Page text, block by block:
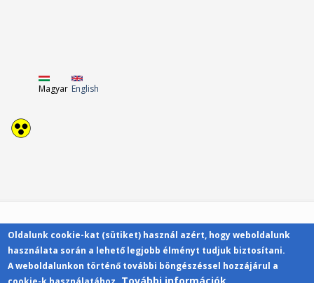
Magyar English
Kapcsolat
Oldalunk cookie-kat (sütiket) használ azért, hogy weboldalunk
használata során a lehető legjobb élményt tudjuk biztosítani.
A weboldalunkon történő további böngészéssel hozzájárul a